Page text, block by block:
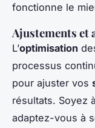
fonctionne le
Ajustements
L’optimisation
processus
pour ajuster vos
résultats. Soyez
adaptez-vous à